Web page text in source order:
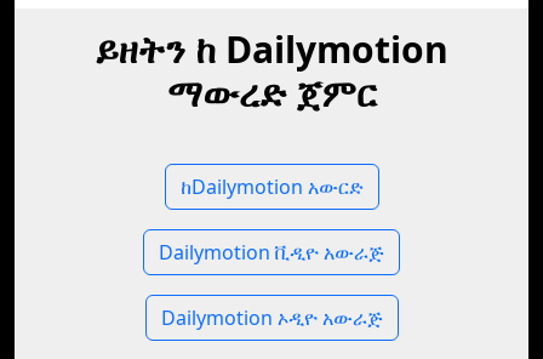
ይዘትን ከ Dailymotion
ማውረድ ጀምር
ከDailymotion አውርድ
Dailymotion ቪዲዮ አውራጅ
Dailymotion ኦዲዮ አውራጅ